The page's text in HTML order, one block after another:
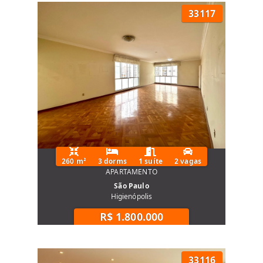
33117
260 m² 3 dorms 1 suíte
2 vagas
APARTAMENTO
São Paulo
Higienópolis
R$ 1.800.000
33116